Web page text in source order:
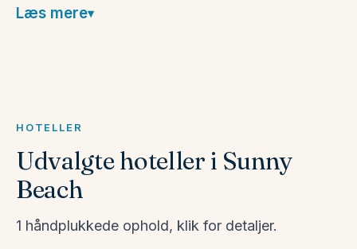
Ring eller skriv, så hjælper vi dig med det rette
Læs mere
HOTELLER
Udvalgte hoteller i Sunny
Beach
1 håndplukkede ophold, klik for detaljer.